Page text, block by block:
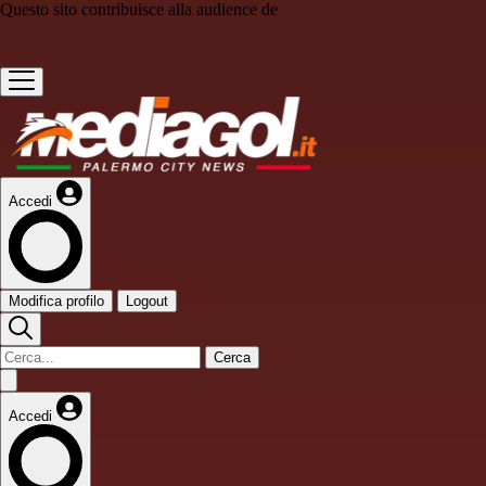
Questo sito contribuisce alla audience de
Accedi
Modifica profilo Logout
Cerca
Accedi